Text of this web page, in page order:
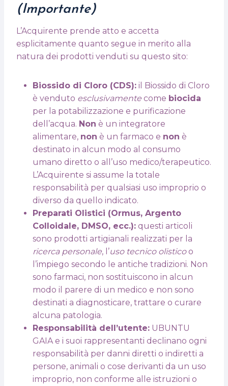
(Importante)
L’Acquirente prende atto e accetta
esplicitamente quanto segue in merito alla
natura dei prodotti venduti su questo sito:
Biossido di Cloro (CDS): il Biossido di Cloro
è venduto esclusivamente come biocida
per la potabilizzazione e purificazione
dell’acqua. Non è un integratore
alimentare, non è un farmaco e non è
destinato in alcun modo al consumo
umano diretto o all’uso medico/terapeutico.
L’Acquirente si assume la totale
responsabilità per qualsiasi uso improprio o
diverso da quello indicato.
Preparati Olistici (Ormus, Argento
Colloidale, DMSO, ecc.): questi articoli
sono prodotti artigianali realizzati per la
ricerca personale, l’uso tecnico olisticoo
l’impiego secondo le antiche tradizioni. Non
sono farmaci, non sostituiscono in alcun
modo il parere di un medico e non sono
destinati a diagnosticare, trattare o curare
alcuna patologia.
Responsabilità dell’utente: UBUNTU
GAIA e i suoi rappresentanti declinano ogni
responsabilità per danni diretti o indiretti a
persone, animali o cose derivanti da un uso
improprio, non conforme alle istruzioni o